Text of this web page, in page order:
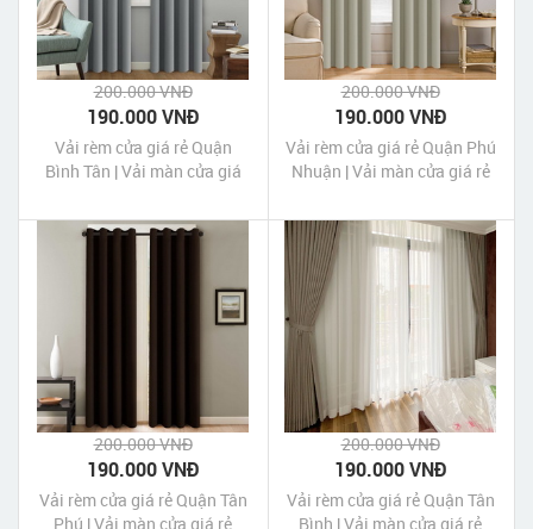
200.000 VNĐ
190.000 VNĐ
Vải rèm cửa giá rẻ Quận
Bình Tân | Vải màn cửa giá
200.000 VNĐ
190.000 VNĐ
Vải rèm cửa giá rẻ Quận Phú
Nhuận | Vải màn cửa giá rẻ
200.000 VNĐ
190.000 VNĐ
Vải rèm cửa giá rẻ Quận Tân
Phú | Vải màn cửa giá rẻ
200.000 VNĐ
190.000 VNĐ
Vải rèm cửa giá rẻ Quận Tân
Bình | Vải màn cửa giá rẻ